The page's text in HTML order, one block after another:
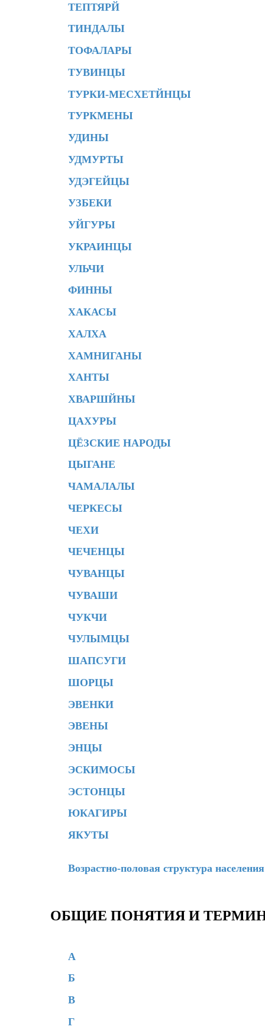
ТЕПТЯРЙ
ТИНДАЛЫ
ТОФАЛАРЫ
ТУВИНЦЫ
ТУРКИ-МЕСХЕТЙНЦЫ
ТУРКМЕНЫ
УДИНЫ
УДМУРТЫ
УДЭГЕЙЦЫ
УЗБЕКИ
УЙГУРЫ
УКРАИНЦЫ
УЛЬЧИ
ФИННЫ
ХАКАСЫ
ХАЛХА
ХАМНИГАНЫ
ХАНТЫ
ХВАРШЙНЫ
ЦАХУРЫ
ЦЁЗСКИЕ НАРОДЫ
ЦЫГАНЕ
ЧАМАЛАЛЫ
ЧЕРКЕСЫ
ЧЕХИ
ЧЕЧЕНЦЫ
ЧУВАНЦЫ
ЧУВАШИ
ЧУКЧИ
ЧУЛЫМЦЫ
ШАПСУГИ
ШОРЦЫ
ЭВЕНКИ
ЭВЕНЫ
ЭНЦЫ
ЭСКИМОСЫ
ЭСТОНЦЫ
ЮКАГИРЫ
ЯКУТЫ
Возрастно-половая структура
ОБЩИЕ ПОНЯТИЯ И
А
Б
В
Г